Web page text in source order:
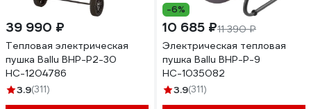
39 990 ₽
Тепловая электрическая
пушка Ballu BHP-P2-30
НС-1204786
3.9(311)
-6%
10 685 ₽11 390 ₽
Электрическая тепловая
пушка Ballu BHP-P-9
НС-1035082
3.9(311)